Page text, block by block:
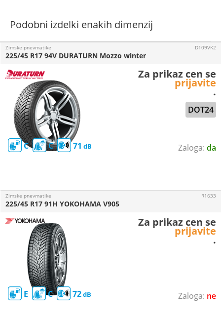
Podobni izdelki enakih dimenzij
da
Zimske pnevmatike
C C 71
DOT24
225/45 R17 94V DURATURN Mozzo winter
D109VK2
Za prikaz cen se
prijavite
.
ne
Zimske pnevmatike
E C 72
225/45 R17 91H YOKOHAMA V905
R1633
Za prikaz cen se
prijavite
.